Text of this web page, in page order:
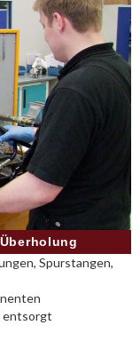
Spurstangen,
entsorgt